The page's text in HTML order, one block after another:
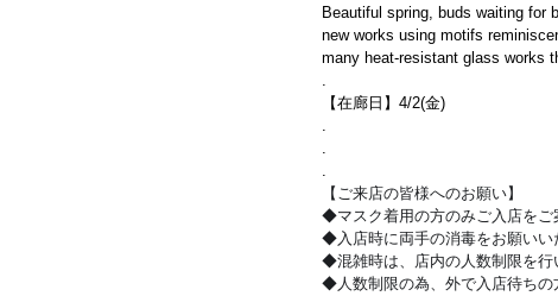
Beautiful spring, buds waiting for
new works using motifs
many heat-resistant glass works
.
【在廊日】4/2(金)
.
.
.
【ご来店の皆様へのお願い】
◆マスク着用の方のみご入店をご
◆入店時に両手の消毒をお願いい
◆混雑時は、店内の人数制限を行
◆人数制限の為、外で入店待ちの